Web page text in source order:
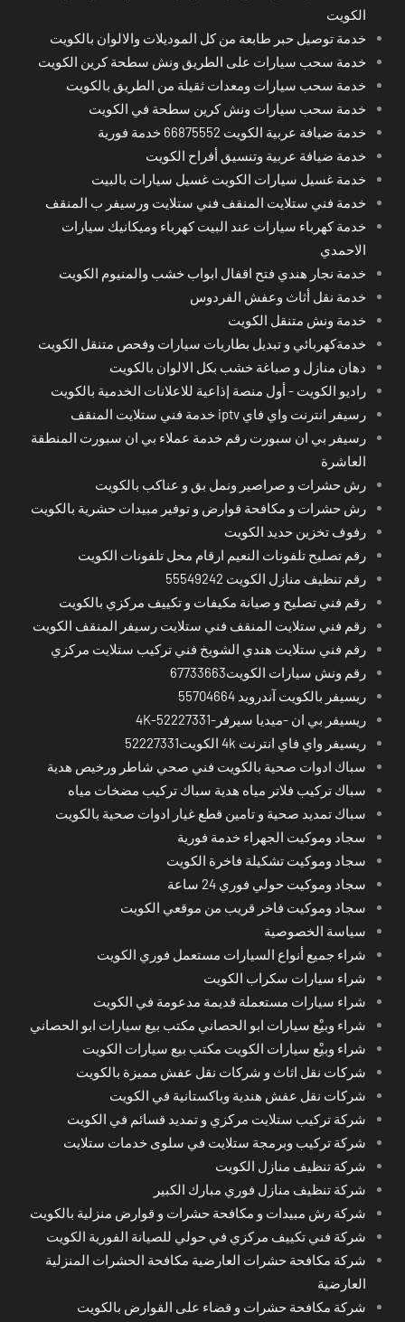
الكويت
خدمة توصيل حبر طابعة من كل الموديلات والالوان بالكويت
خدمة سحب سيارات على الطريق ونش سطحة كرين الكويت
خدمة سحب سيارات ومعدات ثقيلة من الطريق بالكويت
خدمة سحب سيارات ونش كرين سطحة في الكويت
خدمة ضيافة عربية الكويت 66875552 خدمة فورية
خدمة ضيافة عربية وتنسيق أفراح الكويت
خدمة غسيل سيارات الكويت غسيل سيارات بالبيت
خدمة فني ستلايت المنقف فني ستلايت ورسيفر ب المنقف
خدمة كهرباء سيارات عند البيت كهرباء وميكانيك سيارات
الاحمدي
خدمة نجار هندي فتح اقفال ابواب خشب والمنيوم الكويت
خدمة نقل أثاث وعفش الفردوس
خدمة ونش متنقل الكويت
خدمةكهربائي و تبديل بطاريات سيارات وفحص متنقل الكويت
دهان منازل و صباغة خشب بكل الالوان بالكويت
راديو الكويت - أول منصة إذاعية للاعلانات الخدمية بالكويت
رسيفر انترنت واي فاي iptv خدمة فني ستلايت المنقف
رسيفر بي ان سبورت رقم خدمة عملاء بي ان سبورت المنطقة
العاشرة
رش حشرات و صراصير ونمل بق و عناكب بالكويت
رش حشرات و مكافحة قوارض و توفير مبيدات حشرية بالكويت
رفوف تخزين حديد الكويت
رقم تصليح تلفونات النعيم ارقام محل تلفونات الكويت
رقم تنظيف منازل الكويت 55549242
رقم فني تصليح و صيانة مكيفات و تكييف مركزي بالكويت
رقم فني ستلايت المنقف فني ستلايت رسيفر المنقف الكويت
رقم فني ستلايت هندي الشويخ فني تركيب ستلايت مركزي
رقم ونش سيارات الكويت67733663
ريسيفر بالكويت آندرويد 55704664
ريسيفر بي ان -ميديا سيرفر-4K-52227331
ريسيفر واي فاي انترنت 4k الكويت52227331
سباك ادوات صحية بالكويت فني صحي شاطر ورخيص هدية
سباك تركيب فلاتر مياه هدية سباك تركيب مضخات مياه
سباك تمديد صحية و تامين قطع غيار ادوات صحية بالكويت
سجاد وموكيت الجهراء خدمة فورية
سجاد وموكيت تشكيلة فاخرة الكويت
سجاد وموكيت حولي فوري 24 ساعة
سجاد وموكيت فاخر قريب من موقعي الكويت
سياسة الخصوصية
شراء جميع أنواع السيارات مستعمل فوري الكويت
شراء سيارات سكراب الكويت
شراء سيارات مستعملة قديمة مدعومة في الكويت
شراء وبيْع سيارات ابو الحصاني مكتب بيع سيارات ابو الحصاني
شراء وبيْع سيارات الكويت مكتب بيع سيارات الكويت
شركات نقل اثاث و شركات نقل عفش مميزة بالكويت
شركات نقل عفش هندية وباكستانية في الكويت
شركة تركيب ستلايت مركزي و تمديد قسائم في الكويت
شركة تركيب وبرمجة ستلايت في سلوى خدمات ستلايت
شركة تنظيف منازل الكويت
شركة تنظيف منازل فوري مبارك الكبير
شركة رش مبيدات و مكافحة حشرات و قوارض منزلية بالكويت
شركة فني تكييف مركزي في حولي للصيانة الفورية الكويت
شركة مكافحة حشرات العارضية مكافحة الحشرات المنزلية
العارضية
شركة مكافحة حشرات و قضاء على القوارض بالكويت